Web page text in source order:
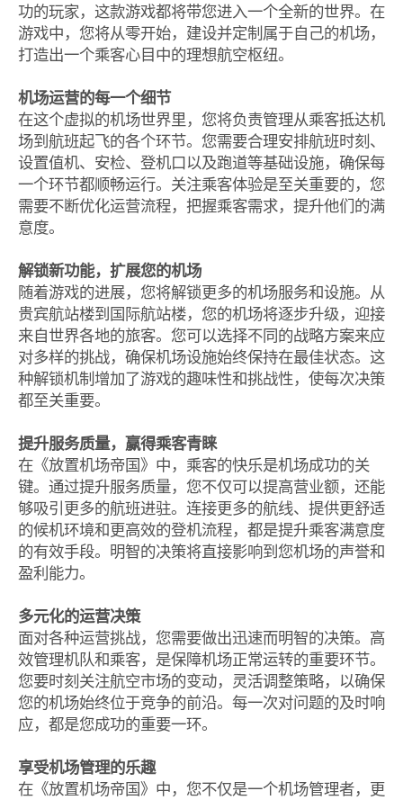
功的玩家，这款游戏都将带您进入一个全新的世界。在
游戏中，您将从零开始，建设并定制属于自己的机场，
打造出一个乘客心目中的理想航空枢纽。
机场运营的每一个细节
在这个虚拟的机场世界里，您将负责管理从乘客抵达机
场到航班起飞的各个环节。您需要合理安排航班时刻、
设置值机、安检、登机口以及跑道等基础设施，确保每
一个环节都顺畅运行。关注乘客体验是至关重要的，您
需要不断优化运营流程，把握乘客需求，提升他们的满
意度。
解锁新功能，扩展您的机场
随着游戏的进展，您将解锁更多的机场服务和设施。从
贵宾航站楼到国际航站楼，您的机场将逐步升级，迎接
来自世界各地的旅客。您可以选择不同的战略方案来应
对多样的挑战，确保机场设施始终保持在最佳状态。这
种解锁机制增加了游戏的趣味性和挑战性，使每次决策
都至关重要。
提升服务质量，赢得乘客青睐
在《放置机场帝国》中，乘客的快乐是机场成功的关
键。通过提升服务质量，您不仅可以提高营业额，还能
够吸引更多的航班进驻。连接更多的航线、提供更舒适
的候机环境和更高效的登机流程，都是提升乘客满意度
的有效手段。明智的决策将直接影响到您机场的声誉和
盈利能力。
多元化的运营决策
面对各种运营挑战，您需要做出迅速而明智的决策。高
效管理机队和乘客，是保障机场正常运转的重要环节。
您要时刻关注航空市场的变动，灵活调整策略，以确保
您的机场始终位于竞争的前沿。每一次对问题的及时响
应，都是您成功的重要一环。
享受机场管理的乐趣
在《放置机场帝国》中，您不仅是一个机场管理者，更